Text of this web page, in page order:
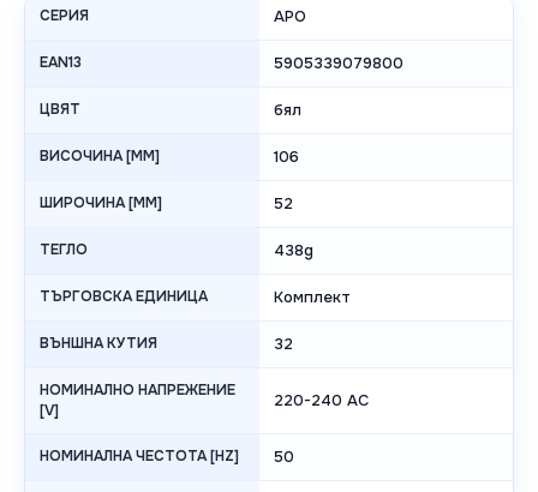
СЕРИЯ APO
EAN13 5905339079800
ЦВЯТ бял
ВИСОЧИНА [MM] 106
ШИРОЧИНА [MM] 52
ТЕГЛО 438g
ТЪРГОВСКА ЕДИНИЦА Комплект
ВЪНШНА КУТИЯ 32
НОМИНАЛНО НАПРЕЖЕНИЕ
[V]
220-240 AC
НОМИНАЛНА ЧЕСТОТА [HZ] 50